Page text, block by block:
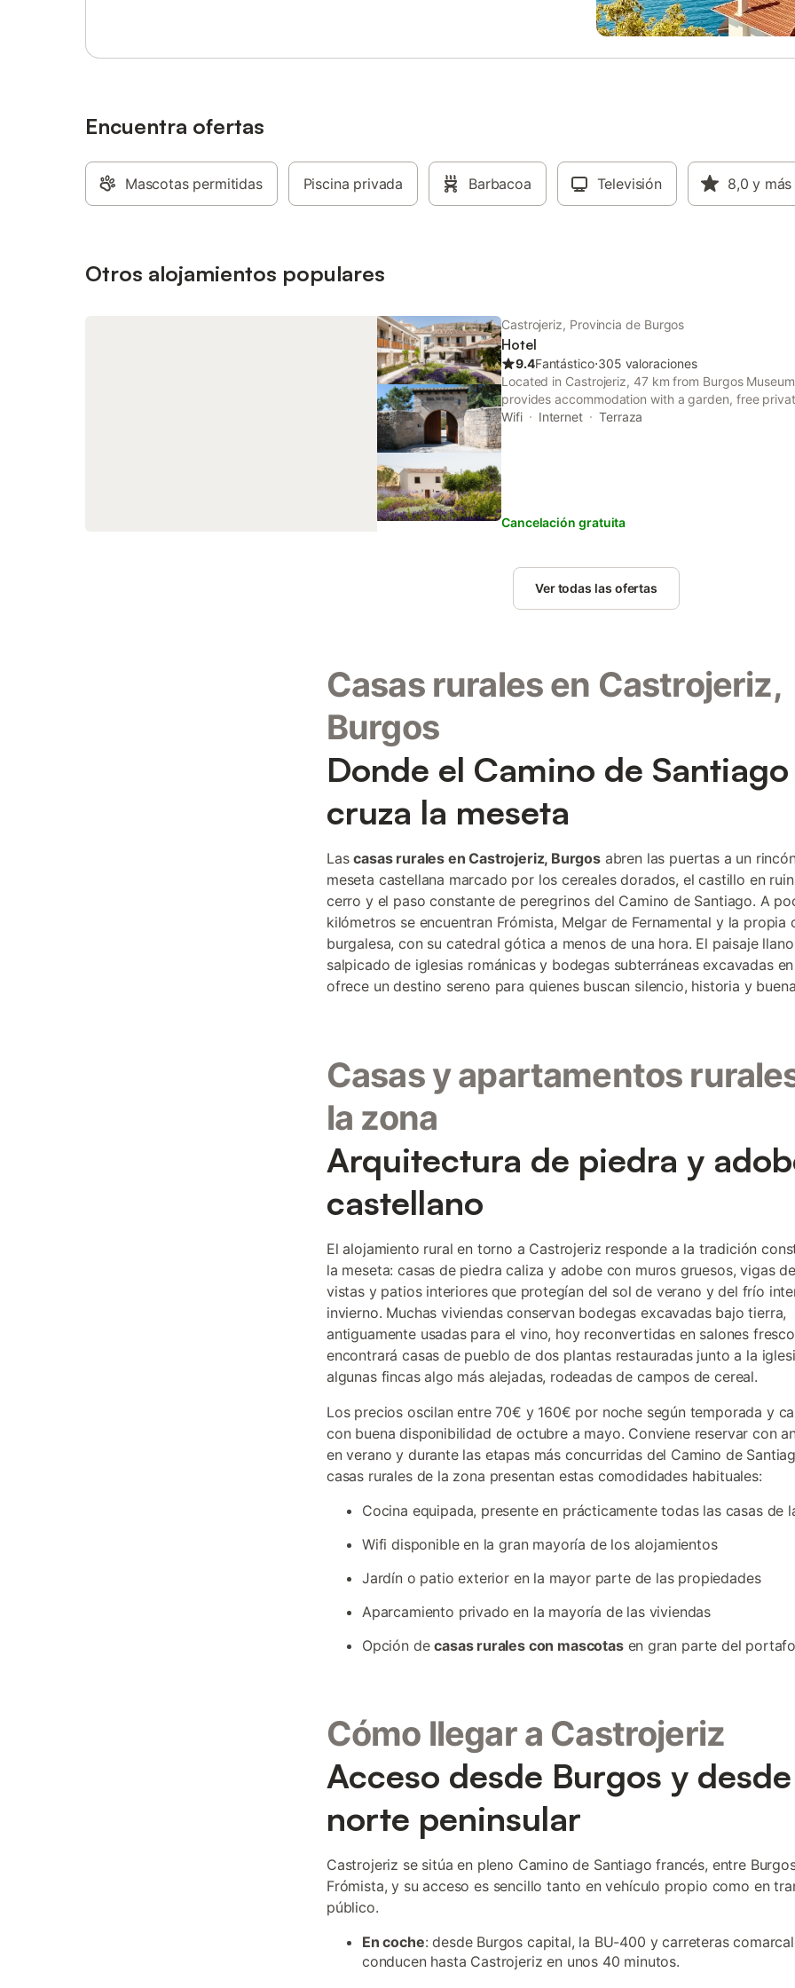
En los alrededores se pueden visitar
Encuentra ofertas
Mascotas permitidas Piscina privada Barbacoa Televisión 8,0 y más
Otros alojamientos populares
Castrojeriz, Provincia de Burgos
Hotel
9.4Fantástico⋅305 valoraciones
Located in Castrojeriz, 47 km from Burgos
provides accommodation with a garden, free
and a terrace. Each accommodation at the 4-star
Wifi Internet Terraza
Cancelación gratuita
Ver todas las ofertas
Casas rurales en Castrojeriz,
Burgos
Donde el Camino de Santiago
cruza la meseta
Lascasas rurales en Castrojeriz, Burgosabren las puertas a un
meseta castellana marcado por los cereales dorados, el castillo en
cerro y el paso constante de peregrinos del Camino de Santiago. A
kilómetros se encuentran Frómista, Melgar de Fernamental y la propia
burgalesa, con su catedral gótica a menos de una hora. El paisaje
salpicado de iglesias románicas y bodegas subterráneas excavadas
ofrece un destino sereno para quienes buscan silencio, historia y
Casas y apartamentos
la zona
Arquitectura de piedra y
castellano
El alojamiento rural en torno a Castrojeriz responde a la tradición
la meseta: casas de piedra caliza y adobe con muros gruesos, vigas
vistas y patios interiores que protegían del sol de verano y del frío
invierno. Muchas viviendas conservan bodegas excavadas bajo tierra,
antiguamente usadas para el vino, hoy reconvertidas en salones
encontrará casas de pueblo de dos plantas restauradas junto a la
algunas fincas algo más alejadas, rodeadas de campos de cereal.
Los precios oscilan entre 70€ y 160€ por noche según temporada y
con buena disponibilidad de octubre a mayo. Conviene reservar con
en verano y durante las etapas más concurridas del Camino de
casas rurales de la zona presentan estas comodidades habituales:
Cocina equipada, presente en prácticamente todas las casas de
Wifi disponible en la gran mayoría de los alojamientos
Jardín o patio exterior en la mayor parte de las propiedades
Aparcamiento privado en la mayoría de las viviendas
Opción decasas rurales con mascotasen gran parte del
Cómo llegar a Castrojeriz
Acceso desde Burgos y
norte peninsular
Castrojeriz se sitúa en pleno Camino de Santiago francés, entre
Frómista, y su acceso es sencillo tanto en vehículo propio como en
público.
En coche: desde Burgos capital, la BU-400 y carreteras
conducen hasta Castrojeriz en unos 40 minutos.